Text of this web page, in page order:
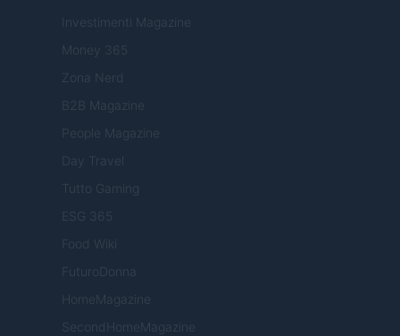
Investimenti Magazine
Money 365
Zona Nerd
B2B Magazine
People Magazine
Day Travel
Tutto Gaming
ESG 365
Food Wiki
FuturoDonna
HomeMagazine
SecondHomeMagazine